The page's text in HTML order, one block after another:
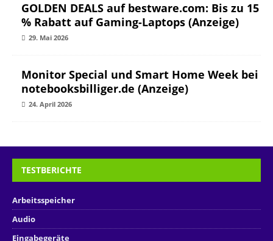
GOLDEN DEALS auf bestware.com: Bis zu 15
% Rabatt auf Gaming-Laptops (Anzeige)
29. Mai 2026
Monitor Special und Smart Home Week bei
notebooksbilliger.de (Anzeige)
24. April 2026
TESTBERICHTE
Arbeitsspeicher
Audio
Eingabegeräte